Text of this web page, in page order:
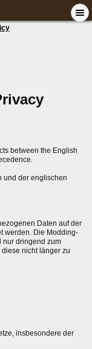
between the English
und der englischen
Daten auf der
werden. Die Modding-
nur dringend zum
nicht länger zu
insbesondere der